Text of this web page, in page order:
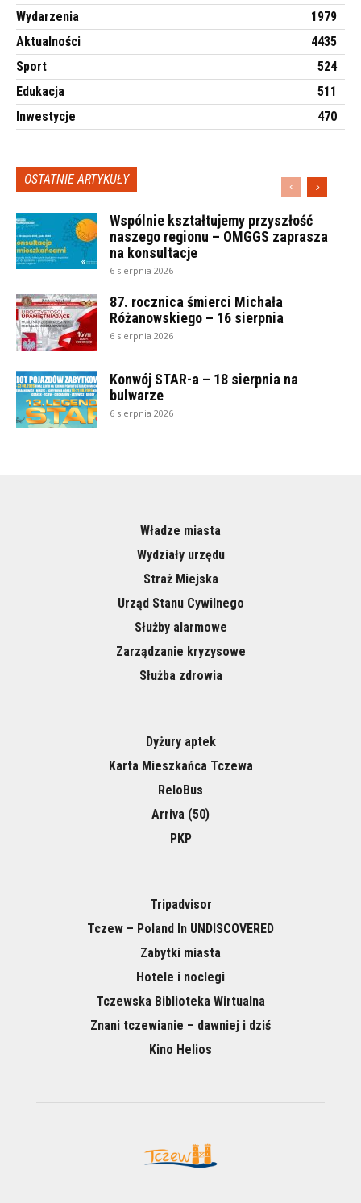
Wydarzenia
1979
Aktualności
4435
Sport
524
Edukacja
511
Inwestycje
470
OSTATNIE ARTYKUŁY
Wspólnie kształtujemy przyszłość
naszego regionu – OMGGS zaprasza
na konsultacje
6 sierpnia 2026
87. rocznica śmierci Michała
Różanowskiego – 16 sierpnia
6 sierpnia 2026
Konwój STAR-a – 18 sierpnia na
bulwarze
6 sierpnia 2026
Władze miasta
Wydziały urzędu
Straż Miejska
Urząd Stanu Cywilnego
Służby alarmowe
Zarządzanie kryzysowe
Służba zdrowia
Dyżury aptek
Karta Mieszkańca Tczewa
ReloBus
Arriva (50)
PKP
Tripadvisor
Tczew – Poland In UNDISCOVERED
Zabytki miasta
Hotele i noclegi
Tczewska Biblioteka Wirtualna
Znani tczewianie – dawniej i dziś
Kino Helios